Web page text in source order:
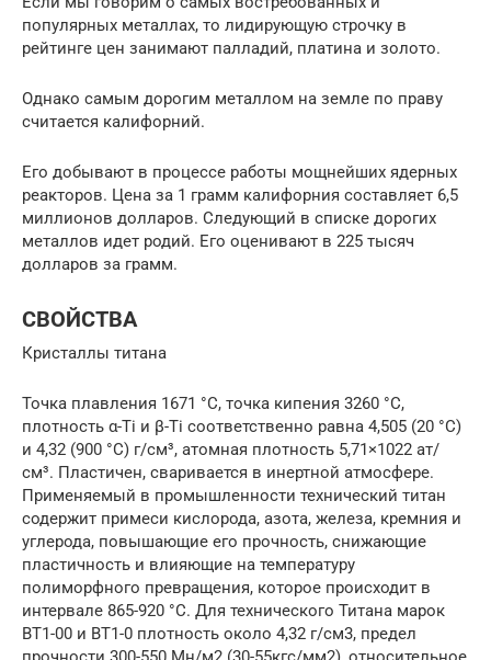
популярных металлах, то лидирующую строчку в
рейтинге цен занимают палладий, платина и золото.
Однако самым дорогим металлом на земле по праву
считается калифорний.
Его добывают в процессе работы мощнейших ядерных
реакторов. Цена за 1 грамм калифорния составляет 6,5
миллионов долларов. Следующий в списке дорогих
металлов идет родий. Его оценивают в 225 тысяч
долларов за грамм.
СВОЙСТВА
Кристаллы титана
Точка плавления 1671 °C, точка кипения 3260 °C,
плотность α-Ti и β-Ti соответственно равна 4,505 (20 °C)
и 4,32 (900 °C) г/см³, атомная плотность 5,71×1022 ат/
см³. Пластичен, сваривается в инертной атмосфере.
Применяемый в промышленности технический титан
содержит примеси кислорода, азота, железа, кремния и
углерода, повышающие его прочность, снижающие
пластичность и влияющие на температуру
полиморфного превращения, которое происходит в
интервале 865-920 °С. Для технического Титана марок
ВТ1-00 и ВТ1-0 плотность около 4,32 г/см3, предел